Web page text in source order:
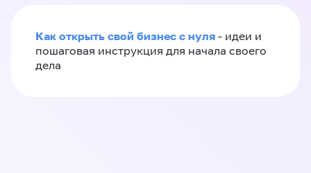
Как открыть свой бизнес с нуля - идеи и
пошаговая инструкция для начала своего
дела